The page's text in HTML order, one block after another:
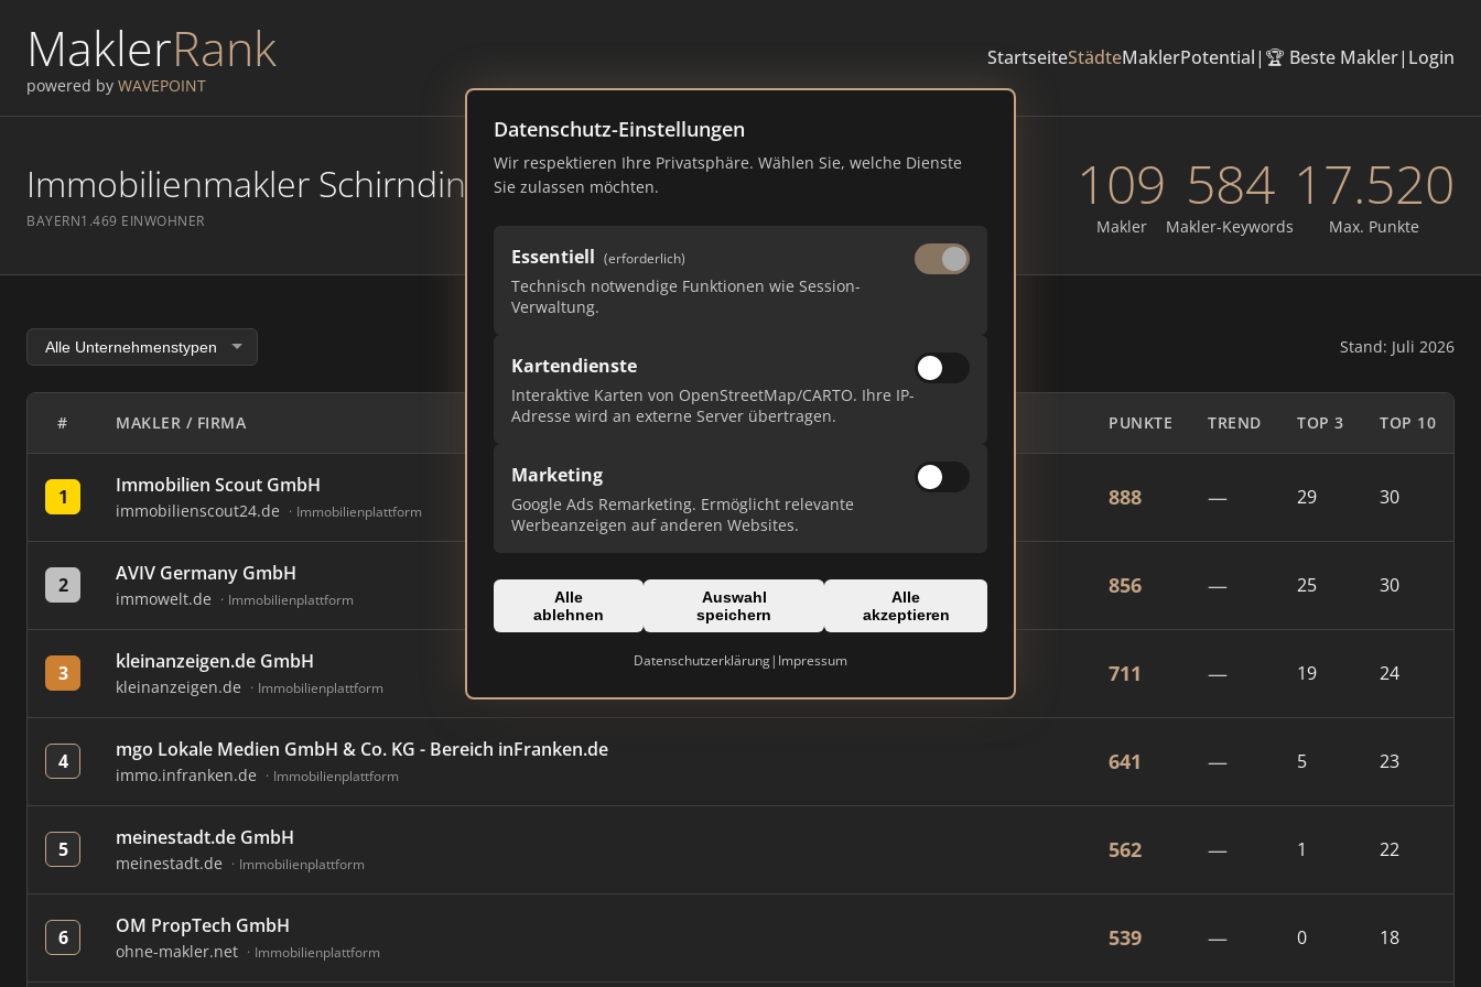
MaklerRank
powered by WAVEPOINT
StartseiteStädteMaklerPotential| 🏆 Beste Makler| Login
Datenschutz-Einstellungen
Wir respektieren Ihre Privatsphäre. Wählen Sie, welche Dienste
Sie zulassen möchten.
Essentiell (erforderlich)
Technisch notwendige Funktionen wie Session-
Verwaltung.
Kartendienste
Interaktive Karten von OpenStreetMap/CARTO. Ihre IP-
Adresse wird an externe Server übertragen.
Marketing
Google Ads Remarketing. Ermöglicht relevante
Werbeanzeigen auf anderen Websites.
Alle
ablehnen
Auswahl
speichern
Alle
akzeptieren
Datenschutzerklärung| Impressum
Immobilienmakler Schirnding – Ranking Juli 2026
BAYERN1.469 EINWOHNER
109
Makler
584
Makler-Keywords
17.520
Max. Punkte
Stand: Juli 2026
# MAKLER / FIRMA PUNKTE TREND TOP 3 TOP 10
1 Immobilien Scout GmbH
immobilienscout24.de Immobilienplattform
888 — 29 30
2 AVIV Germany GmbH
immowelt.de Immobilienplattform
856 — 25 30
3 kleinanzeigen.de GmbH
kleinanzeigen.de Immobilienplattform
711 — 19 24
4 mgo Lokale Medien GmbH & Co. KG - Bereich inFranken.de
immo.infranken.de Immobilienplattform
641 — 5 23
5 meinestadt.de GmbH
meinestadt.de Immobilienplattform
562 — 1 22
6 OM PropTech GmbH
ohne-makler.net Immobilienplattform
539 — 0 18